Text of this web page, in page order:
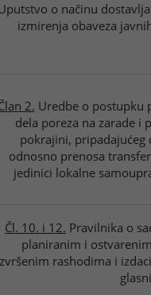
o načinu
izmirenja obaveza
2. Uredbe o postupku
dela poreza na zarade i
pokrajini, pripadajućeg
odnosno prenosa
jedinici lokalne
Čl. 10. i 12. Pravilnika o
planiranim i
rashodima i